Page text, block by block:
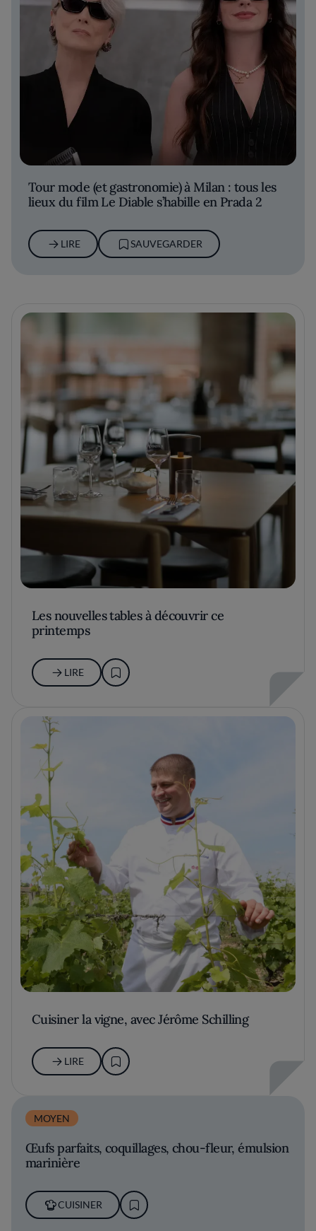
Tour mode (et gastronomie) à Milan : tous les
lieux du film Le Diable s’habille en Prada 2
LIRE SAUVEGARDER
Les nouvelles tables à découvrir ce
printemps
LIRE
Cuisiner la vigne, avec Jérôme Schilling
LIRE
MOYEN
Œufs parfaits, coquillages, chou-fleur, émulsion
marinière
CUISINER